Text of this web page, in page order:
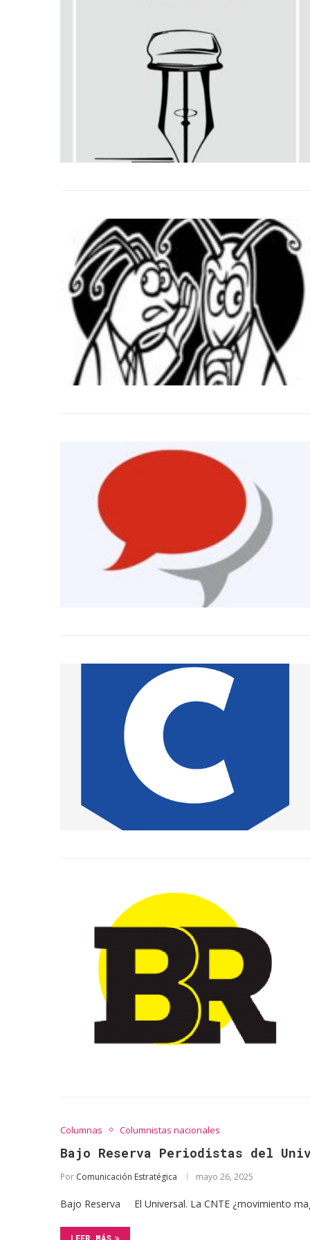
Columnas Columnistas nacionales
Bajo Reserva Periodistas del
Por Comunicación Estratégica mayo 26, 2025
Bajo Reserva El Universal. La CNTE ¿movimiento
LEER MÁS